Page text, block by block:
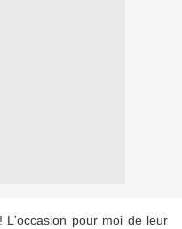
L'occasion pour moi de leur